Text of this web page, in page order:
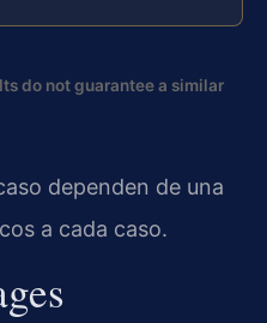
do not guarantee a similar
dependen de una
a cada caso.